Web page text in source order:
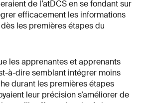
de l’atDCS en se fondant sur
efficacement les informations
les premières étapes du
les apprenantes et apprenants
à-dire semblant intégrer moins
durant les premières étapes
leur précision s’améliorer de